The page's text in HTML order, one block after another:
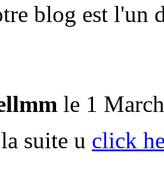
blog est l'un
le 1
suite u click